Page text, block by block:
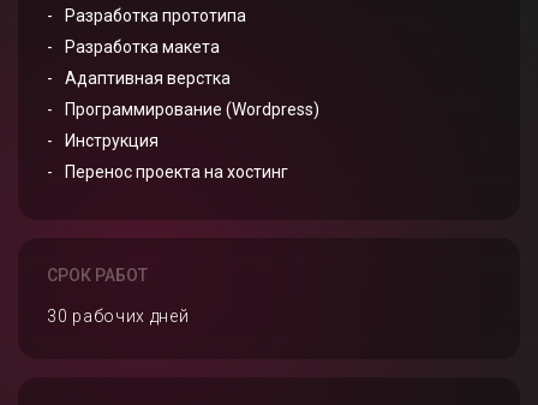
Разработка прототипа
Разработка макета
Адаптивная верстка
Программирование (Wordpress)
Инструкция
Перенос проекта на хостинг
СРОК РАБОТ
30 рабочих дней